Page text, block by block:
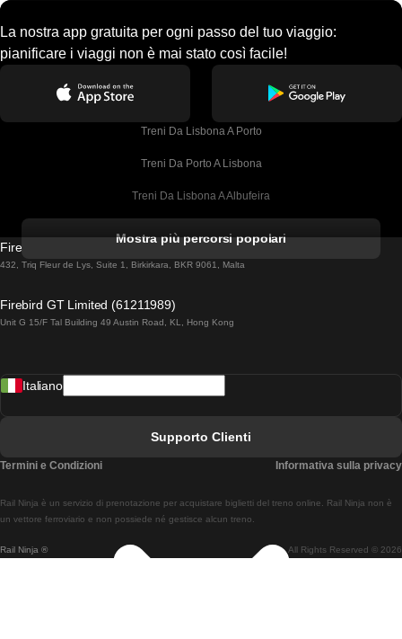
La nostra app gratuita per ogni passo del tuo viaggio:
pianificare i viaggi non è mai stato così facile!
Treni Da Lisbona A Porto
Treni Da Porto A Lisbona
Treni Da Lisbona A Albufeira
Treni Da Lisbona A Lagos
Treni Da Lisbona A Madrid
Treni Da Lisbon A Braga
Treni Da Braga A Lisbona
Mostra più percorsi popolari
Firebird GT Limited (OC 1451)
432, Triq Fleur de Lys, Suite 1, Birkirkara, BKR 9061, Malta
Firebird GT Limited (61211989)
Unit G 15/F Tal Building 49 Austin Road, KL, Hong Kong
Rail Ninja ® All Rights Reserved © 2026
Rail Ninja è un servizio di prenotazione per acquistare biglietti del treno online. Rail Ninja non è
un vettore ferroviario e non possiede né gestisce alcun treno.
Italiano
Supporto Clienti
Termini e Condizioni Informativa sulla privacy